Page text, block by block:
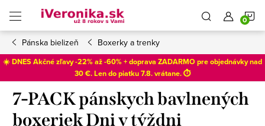
obsah
Pánska bielizeň Boxerky a trenky
☀️ DNES Akčné zľavy -22% až -60% + doprava ZADARMO pre objednávky nad
30 €. Len dopiatku 7.8. vrátane. ⏱️
7-PACK pánskych bavlnených
boxeriek Dni v týždni